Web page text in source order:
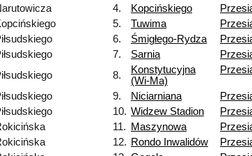
4. Kopcińskiego
5. Tuwima
6. Śmigłego-Rydza
7. Sarnia
8.
Konstytucyjna
(Wi-Ma)
9. Niciarniana
10. Widzew Stadion
11. Maszynowa
12. Rondo Inwalidów